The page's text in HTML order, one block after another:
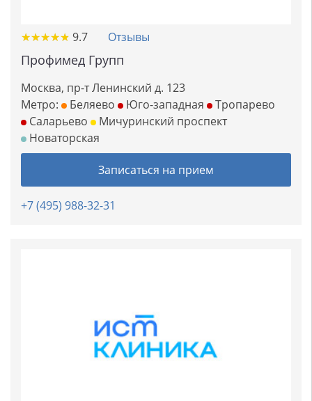
★★★★★
★★★★★ 9.7 Отзывы
Профимед Групп
Москва, пр-т Ленинский д. 123
Метро:
Беляево Юго-западная
Тропарево
Саларьево
Мичуринский проспект
Новаторская
Записаться на прием
+7 (495) 988-32-31